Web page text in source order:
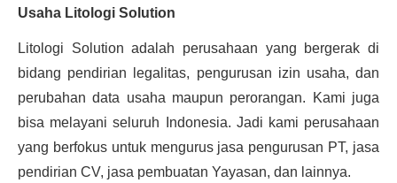
Usaha Litologi Solution
Litologi Solution adalah perusahaan yang bergerak di
bidang pendirian legalitas, pengurusan izin usaha, dan
perubahan data usaha maupun perorangan. Kami juga
bisa melayani seluruh Indonesia. Jadi kami perusahaan
yang berfokus untuk mengurus jasa pengurusan PT, jasa
pendirian CV, jasa pembuatan Yayasan, dan lainnya.